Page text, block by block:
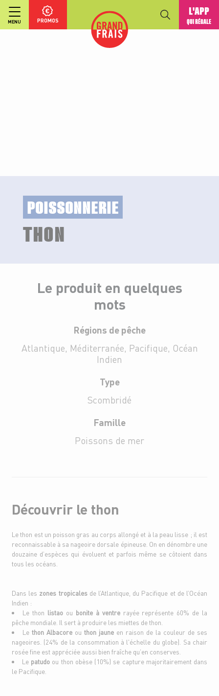
MENU PROMOS
L'APP
QUI RÉGALE
POISSONNERIE
THON
Le produit en quelques
mots
Régions de pêche
Atlantique, Méditerranée, Pacifique, Océan
Indien
Famille
Poissons de mer
Type
Scombridé
Découvrir le thon
Le thon est un poisson gras au corps allongé et à la peau lisse ; il est
reconnaissable à sa nageoire dorsale épineuse. On en dénombre une
douzaine d’espèces qui évoluent et parfois même se côtoient dans
tous les océans.
Dans les zones tropicalesde l’Atlantique, du Pacifique et de l’Océan
Indien :
Le thon listao ou bonite à ventre rayée représente 60% de la
pêche mondiale. Il sert à produire les miettes de thon.
Le thon Albacoreou thon jauneen raison de la couleur de ses
nageoires. (24% de la consommation à l'échelle du globe). Sa chair
rosée fine est appréciée aussi bien fraîche qu’en conserves.
Le patudo ou thon obèse (10%) se capture majoritairement dans
le Pacifique.